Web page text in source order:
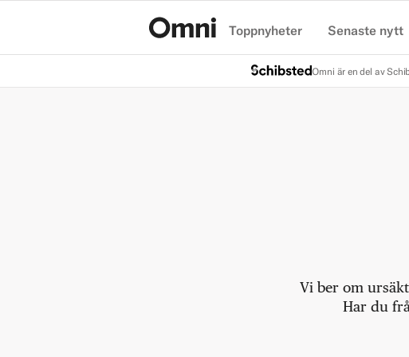
Toppnyheter Senaste nytt
Omni är en del av
Vi ber om
Har du